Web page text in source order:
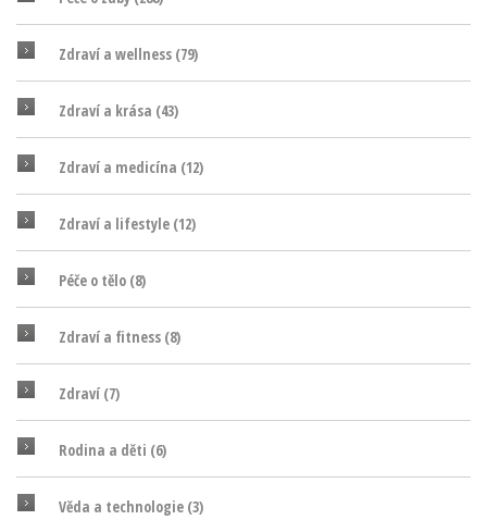
Zdraví a wellness (79)
Zdraví a krása (43)
Zdraví a medicína (12)
Zdraví a lifestyle (12)
Péče o tělo (8)
Zdraví a fitness (8)
Zdraví (7)
Rodina a děti (6)
Věda a technologie (3)